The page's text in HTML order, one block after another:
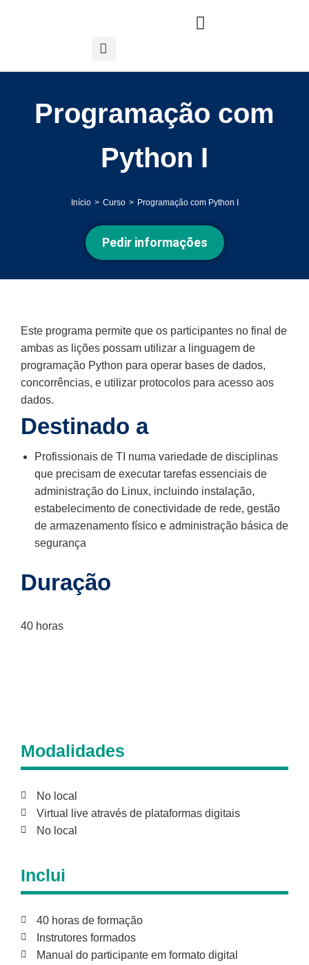
Programação com
Python I
Você está aqui:
Início Curso Programação com Python I
Pedir informações
Este programa permite que os participantes no final de
ambas as lições possam utilizar a linguagem de
programação Python para operar bases de dados,
concorrências, e utilizar protocolos para acesso aos
dados.
Destinado a
Profissionais de TI numa variedade de disciplinas
que precisam de executar tarefas essenciais de
administração do Linux, incluindo instalação,
estabelecimento de conectividade de rede, gestão
de armazenamento físico e administração básica de
segurança
Duração
40 horas
Modalidades
No local
Virtual live através de plataformas digitais
No local
Inclui
40 horas de formação
Instrutores formados
Manual do participante em formato digital